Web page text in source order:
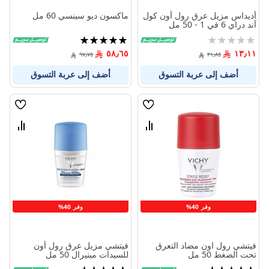
أديداس مزيل عرق رول أون كول
آند دراي 6 في 1 - 50 مل
Rating:
0%
١٣٫١١ ٢١٫٨٥
أضف إلى عربة التسوق
ماكسون ديو سينسي 60 مل
تقييم:
100%
٥٨٫٦٥ ٩٧٫٧٥
أضف إلى عربة التسوق
وفر 40%
قائمة
قارن
فيتشي رول اون مضاد التعرق
تحت الضغط 50 مل
وفر 40%
قائمة
قارن
فيتشي مزيل عرق رول أون
للسيدات مينيرال 50 مل